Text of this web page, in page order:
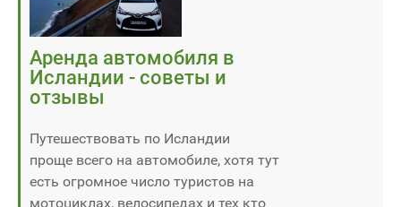
Аренда автомобиля в
Исландии - советы и
отзывы
Путешествовать по Исландии
проще всего на автомобиле, хотя тут
есть огромное число туристов на
мотоциклах, велосипедах и тех кто